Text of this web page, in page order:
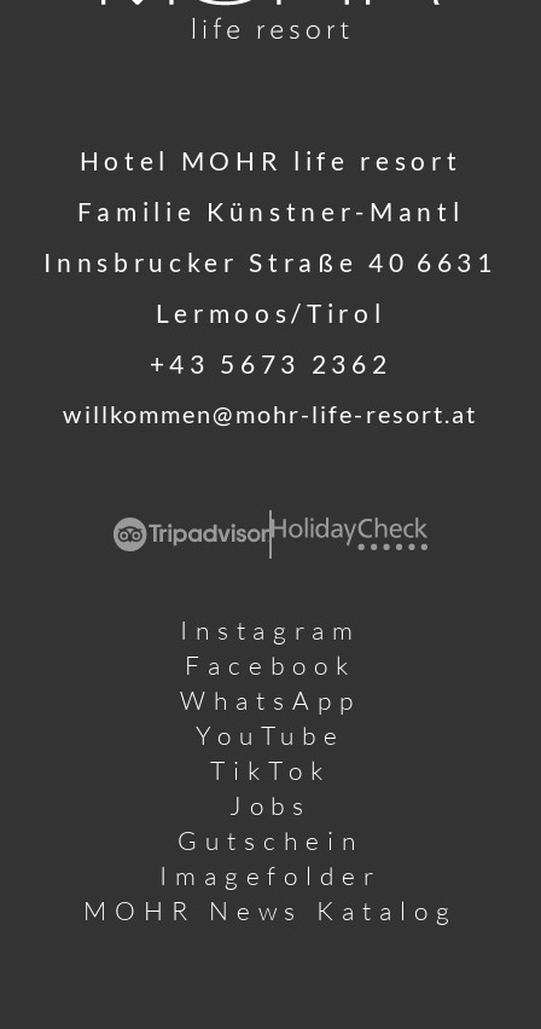
Hotel MOHR life resort
Familie Künstner-Mantl
Innsbrucker Straße 40 6631
Lermoos/Tirol
+43 5673 2362
willkommen@mohr-life-resort.at
Instagram
Facebook
WhatsApp
YouTube
TikTok
Jobs
Gutschein
Imagefolder
MOHR News Katalog